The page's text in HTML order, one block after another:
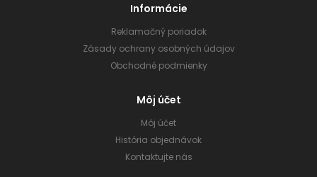
Informácie
Reklamačný poriadok
Zásady ochrany osobných údajov
Obchodné podmienky
Môj účet
Môj účet
História objednávok
Kontaktujte nás